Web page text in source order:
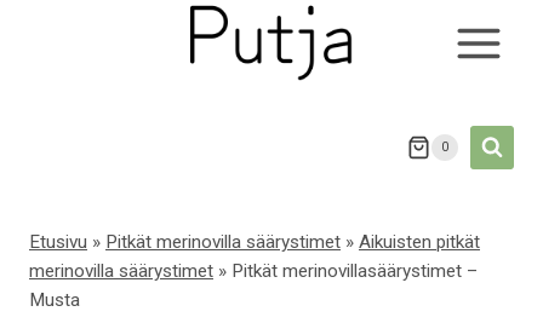
0
Etusivu » Pitkät merinovilla säärystimet » Aikuisten pitkät
merinovilla säärystimet » Pitkät merinovillasäärystimet –
Musta